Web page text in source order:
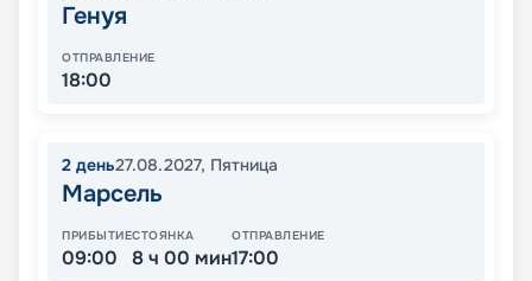
Генуя
ОТПРАВЛЕНИЕ
18:00
2 день27.08.2027, Пятница
Марсель
ПРИБЫТИЕ
09:00
СТОЯНКА
8 ч 00 мин
ОТПРАВЛЕНИЕ
17:00